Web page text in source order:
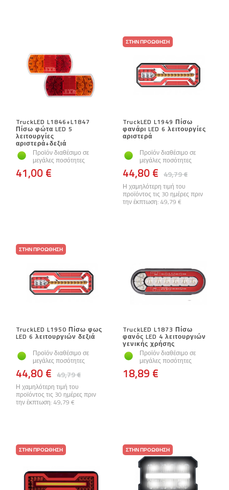
TruckLED L1846+L1847
Πίσω φώτα LED 5
λειτουργίες
αριστερά+δεξιά
Προϊόν διαθέσιμο σε
μεγάλες ποσότητες
41,00 €
ΣΤΗΝ ΠΡΟΏΘΗΣΗ
TruckLED L1949 Πίσω
φανάρι LED 6 λειτουργίες
αριστερά
Προϊόν διαθέσιμο σε
μεγάλες ποσότητες
49,79 €
44,80 €
Η χαμηλότερη τιμή του
προϊόντος τις 30 ημέρες πριν
την έκπτωση: 49,79 €
ΣΤΗΝ ΠΡΟΏΘΗΣΗ
TruckLED L1950 Πίσω φως
LED 6 λειτουργιών δεξιά
Προϊόν διαθέσιμο σε
μεγάλες ποσότητες
49,79 €
44,80 €
Η χαμηλότερη τιμή του
προϊόντος τις 30 ημέρες πριν
την έκπτωση: 49,79 €
TruckLED L1873 Πίσω
φανός LED 4 λειτουργιών
γενικής χρήσης
Προϊόν διαθέσιμο σε
μεγάλες ποσότητες
18,89 €
ΣΤΗΝ ΠΡΟΏΘΗΣΗ ΣΤΗΝ ΠΡΟΏΘΗΣΗ